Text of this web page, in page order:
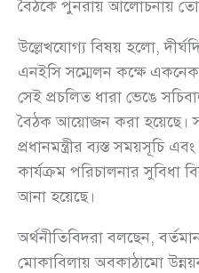
বৈঠকে পুনরায় আলোচনায়
উল্লেখযোগ্য বিষয় হলো,
এনইসি সম্মেলন কক্ষে
সেই প্রচলিত ধারা ভেঙে
বৈঠক আয়োজন করা হয়েছে।
প্রধানমন্ত্রীর ব্যস্ত সময়সূচি
কার্যক্রম পরিচালনার সুবিধা
আনা হয়েছে।
অর্থনীতিবিদরা বলছেন,
মোকাবিলায় অবকাঠামো